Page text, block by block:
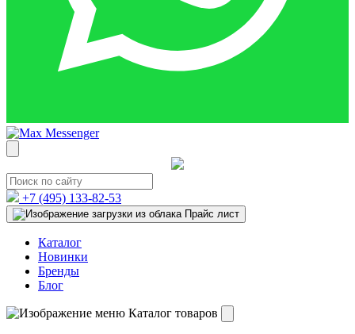
+7 (495) 133-82-53
Прайс лист
Каталог
Новинки
Бренды
Блог
Каталог товаров